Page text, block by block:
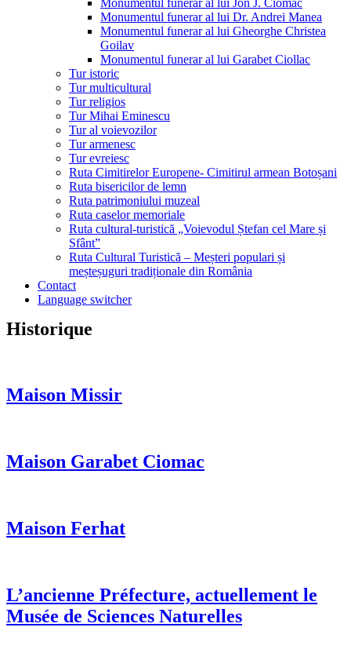
Monumentul funerar al lui Dr. Andrei Manea
Monumentul funerar al lui Gheorghe Christea
Goilav
Monumentul funerar al lui Garabet Ciollac
Tur istoric
Tur multicultural
Tur religios
Tur Mihai Eminescu
Tur al voievozilor
Tur armenesc
Tur evreiesc
Ruta Cimitirelor Europene- Cimitirul armean Botoșani
Ruta bisericilor de lemn
Ruta patrimoniului muzeal
Ruta caselor memoriale
Ruta cultural-turistică „Voievodul Ștefan cel Mare și
Sfânt”
Ruta Cultural Turistică – Meșteri populari și
meșteșuguri tradiționale din România
Contact
Language switcher
Historique
Maison Missir
Maison Garabet Ciomac
Maison Ferhat
L’ancienne Préfecture, actuellement le
Musée de Sciences Naturelles